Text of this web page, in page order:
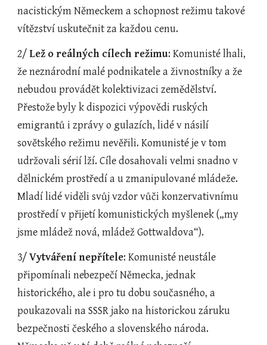
nacistickým Německem a schopnost režimu takové
vítězství uskutečnit za každou cenu.
2/ Lež o reálných cílech režimu: Komunisté lhali,
že neznárodní malé podnikatele a živnostníky a že
nebudou provádět kolektivizaci zemědělství.
Přestože byly k dispozici výpovědi ruských
emigrantů i zprávy o gulazích, lidé v násilí
sovětského režimu nevěřili. Komunisté je v tom
udržovali sérií lží. Cíle dosahovali velmi snadno v
dělnickém prostředí a u zmanipulované mládeže.
Mladí lidé viděli svůj vzdor vůči konzervativnímu
prostředí v přijetí komunistických myšlenek („my
jsme mládež nová, mládež Gottwaldova“).
3/ Vytváření nepřítele: Komunisté neustále
připomínali nebezpečí Německa, jednak
historického, ale i pro tu dobu současného, a
poukazovali na SSSR jako na historickou záruku
bezpečnosti českého a slovenského národa.